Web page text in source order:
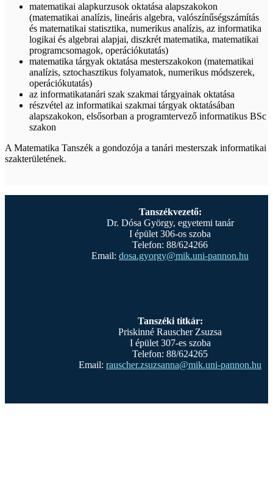
matematikai alapkurzusok oktatása alapszakokon
(matematikai analízis, lineáris algebra, valószínűségszámítás
és matematikai statisztika, numerikus analízis, az informatika
logikai és algebrai alapjai, diszkrét matematika, matematikai
programcsomagok, operációkutatás)
matematika tárgyak oktatása mesterszakokon (matematikai
analízis, sztochasztikus folyamatok, numerikus módszerek,
operációkutatás)
az informatikatanári szak szakmai tárgyainak oktatása
részvétel az informatikai szakmai tárgyak oktatásában
alapszakokon, elsősorban a programtervező informatikus BSc
szakon
A Matematika Tanszék a gondozója a tanári mesterszak informatikai
szakterületének.
Tanszékvezető:
Dr. Dósa György, egyetemi tanár
I épület 306-os szoba
Telefon: 88/624266
Email: dosa.gyorgy@mik.uni-pannon.hu
Tanszéki titkár:
Priskinné Rauscher Zsuzsa
I épület 307-es szoba
Telefon: 88/624265
Email: rauscher.zsuzsanna@mik.uni-pannon.hu